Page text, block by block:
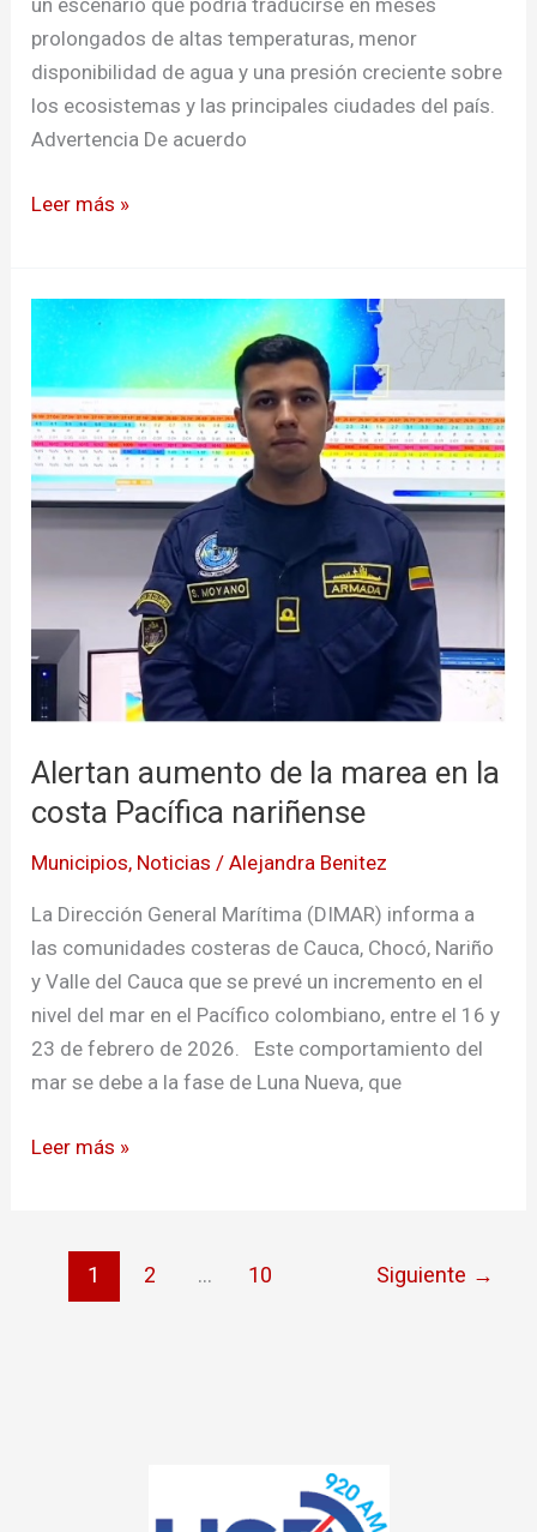
un escenario que podría traducirse en meses
prolongados de altas temperaturas, menor
disponibilidad de agua y una presión creciente sobre
los ecosistemas y las principales ciudades del país.
Advertencia De acuerdo
Leer más »
Alertan aumento de la marea en la
costa Pacífica nariñense
Municipios, Noticias /Alejandra Benitez
La Dirección General Marítima (DIMAR) informa a
las comunidades costeras de Cauca, Chocó, Nariño
y Valle del Cauca que se prevé un incremento en el
nivel del mar en el Pacífico colombiano, entre el 16 y
23 de febrero de 2026. Este comportamiento del
mar se debe a la fase de Luna Nueva, que
Alertan
aumento
de
la
marea
en
la
Pacífica
Leer más »
1 2 … 10 Siguiente →